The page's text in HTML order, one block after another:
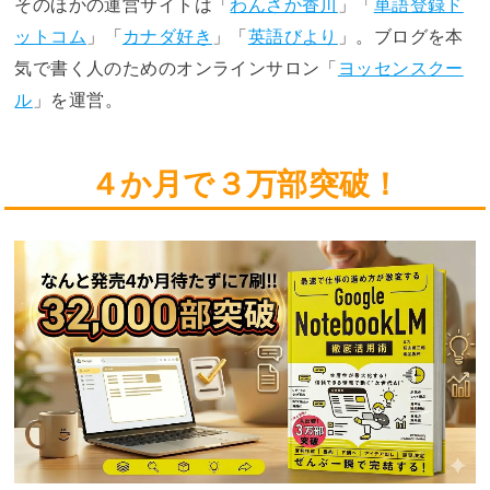
そのほかの運営サイトは「わんさか香川 」「単語登録ド
ットコム 」「カナダ好き 」「英語びより
」。ブログを本
気で書く人のためのオンラインサロン「 ヨッセンスクー
ル 」を運営。
４か月で３万部突破！